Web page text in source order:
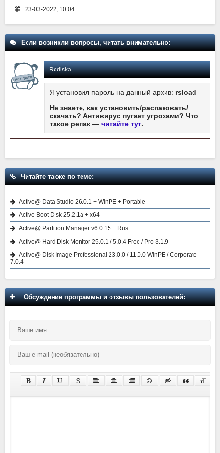
23-03-2022, 10:04
Если возникли вопросы, читать внимательно:
Rediska
Я установил пароль на данный архив: rsload
Не знаете, как установить/распаковать/
скачать? Антивирус пугает угрозами? Что
такое репак — читайте тут.
Читайте также по теме:
Active@ Data Studio 26.0.1 + WinPE + Portable
Active Boot Disk 25.2.1a + x64
Active@ Partition Manager v6.0.15 + Rus
Active@ Hard Disk Monitor 25.0.1 / 5.0.4 Free / Pro 3.1.9
Active@ Disk Image Professional 23.0.0 / 11.0.0 WinPE / Corporate
7.0.4
Обсуждение программы и отзывы пользователей: